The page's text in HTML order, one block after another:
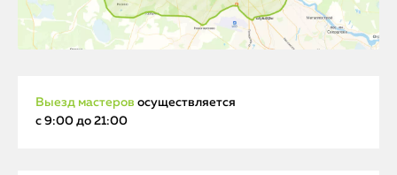
Выезд мастеров осуществляется
с 9:00 до 21:00